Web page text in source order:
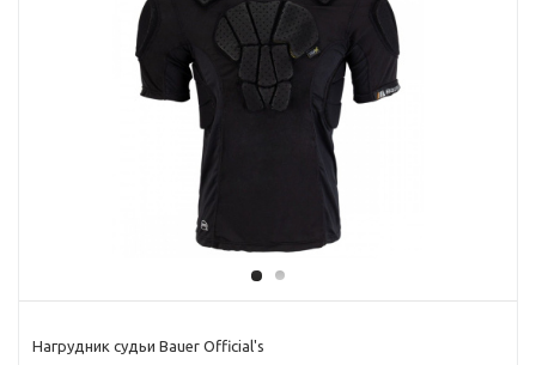
Нагрудник судьи Bauer Official's